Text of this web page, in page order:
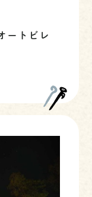
ートビレ